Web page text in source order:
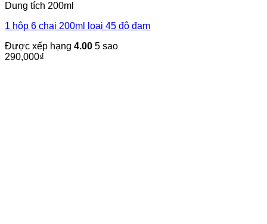
Dung tích 200ml
1 hộp 6 chai 200ml loại 45 độ đạm
Được xếp hạng 4.00 5 sao
290,000₫